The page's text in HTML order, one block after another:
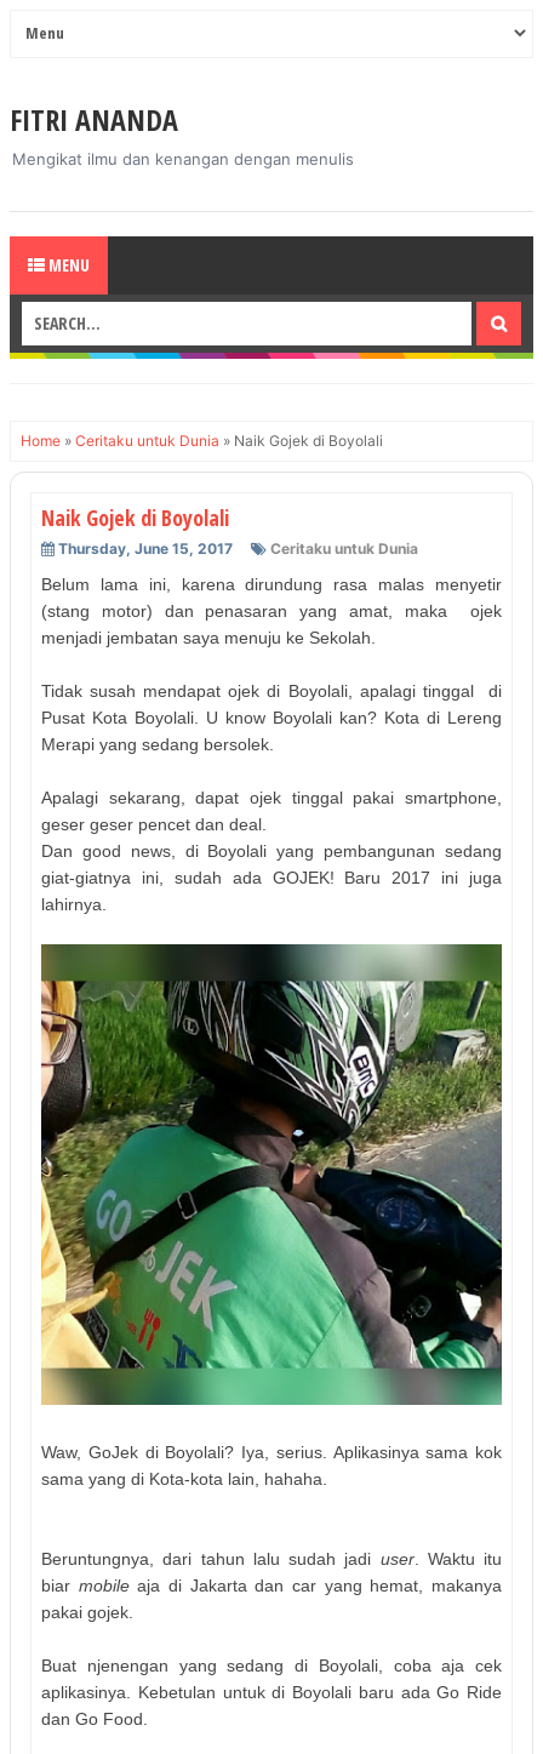
FITRI ANANDA
Mengikat ilmu dan kenangan dengan menulis
MENU
Home » Ceritaku untuk Dunia » Naik Gojek di Boyolali
Naik Gojek di Boyolali
Thursday, June 15, 2017 Ceritaku untuk Dunia
Belum lama ini, karena dirundung rasa malas menyetir
(stang motor) dan penasaran yang amat, maka ojek
menjadi jembatan saya menuju ke Sekolah.
Tidak susah mendapat ojek di Boyolali, apalagi tinggal di
Pusat Kota Boyolali. U know Boyolali kan? Kota di Lereng
Merapi yang sedang bersolek.
Apalagi sekarang, dapat ojek tinggal pakai smartphone,
geser geser pencet dan deal.
Dan good news, di Boyolali yang pembangunan sedang
giat-giatnya ini, sudah ada GOJEK! Baru 2017 ini juga
lahirnya.
Waw, GoJek di Boyolali? Iya, serius. Aplikasinya sama kok
sama yang di Kota-kota lain, hahaha.
Beruntungnya, dari tahun lalu sudah jadi user. Waktu itu
biar mobileaja di Jakarta dan car yang hemat, makanya
pakai gojek.
Buat njenengan yang sedang di Boyolali, coba aja cek
aplikasinya. Kebetulan untuk di Boyolali baru ada Go Ride
dan Go Food.